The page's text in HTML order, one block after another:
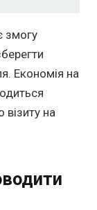
змогу
Економія на
на